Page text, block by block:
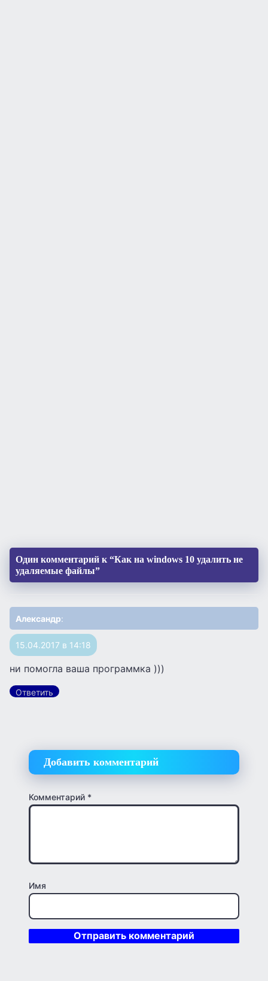
Один комментарий к “Как на windows 10 удалить не
удаляемые файлы”
Александр:
15.04.2017 в 14:18
ни помогла ваша программка )))
Ответить
Добавить комментарий
Комментарий *
Имя